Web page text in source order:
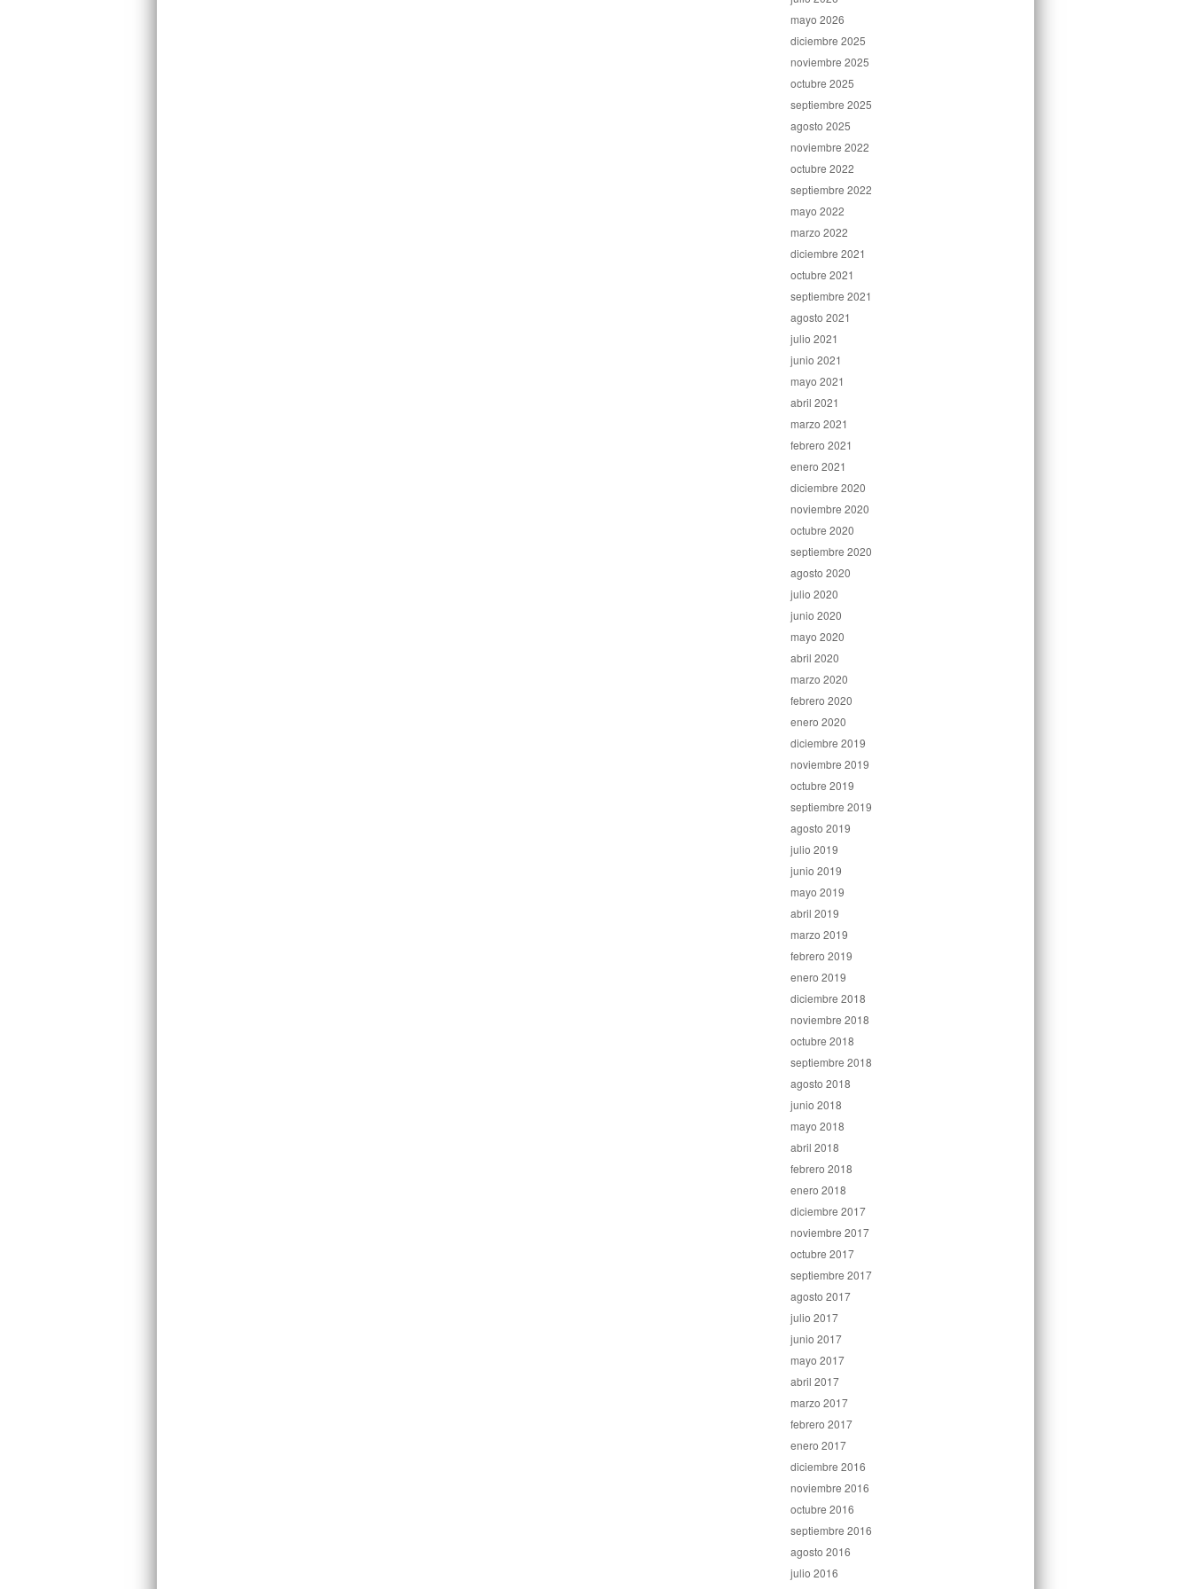
mayo 2026
diciembre 2025
noviembre 2025
octubre 2025
septiembre 2025
agosto 2025
noviembre 2022
octubre 2022
septiembre 2022
mayo 2022
marzo 2022
diciembre 2021
octubre 2021
septiembre 2021
agosto 2021
julio 2021
junio 2021
mayo 2021
abril 2021
marzo 2021
febrero 2021
enero 2021
diciembre 2020
noviembre 2020
octubre 2020
septiembre 2020
agosto 2020
julio 2020
junio 2020
mayo 2020
abril 2020
marzo 2020
febrero 2020
enero 2020
diciembre 2019
noviembre 2019
octubre 2019
septiembre 2019
agosto 2019
julio 2019
junio 2019
mayo 2019
abril 2019
marzo 2019
febrero 2019
enero 2019
diciembre 2018
noviembre 2018
octubre 2018
septiembre 2018
agosto 2018
junio 2018
mayo 2018
abril 2018
febrero 2018
enero 2018
diciembre 2017
noviembre 2017
octubre 2017
septiembre 2017
agosto 2017
julio 2017
junio 2017
mayo 2017
abril 2017
marzo 2017
febrero 2017
enero 2017
diciembre 2016
noviembre 2016
octubre 2016
septiembre 2016
agosto 2016
julio 2016